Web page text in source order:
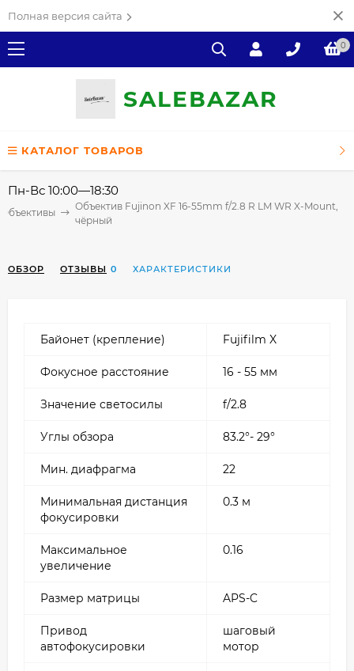
Полная версия сайта
0
SALEВAZAR
КАТАЛОГ ТОВАРОВ
Пн-Вс 10:00—18:30
Объективы
Объектив Fujinon XF 16-55mm f/2.8 R LM WR X-Mount,
чёрный
ОБЗОР ОТЗЫВЫ 0 ХАРАКТЕРИСТИКИ
Байонет (крепление) Fujifilm X
Фокусное расстояние 16 - 55 мм
Значение светосилы f/2.8
Углы обзора 83.2°- 29°
Мин. диафрагма 22
Минимальная дистанция
фокусировки
0.3 м
Максимальное
увеличение
0.16
Размер матрицы APS-C
Привод
автофокусировки
шаговый
мотор